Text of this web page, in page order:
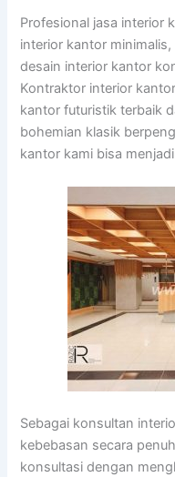
Profesional jasa interior
interior kantor
desain interior kantor
Kontraktor interior
kantor futuristik terbaik
bohemian klasik
kantor kami bisa
Sebagai konsultan
kebebasan secara
konsultasi dengan